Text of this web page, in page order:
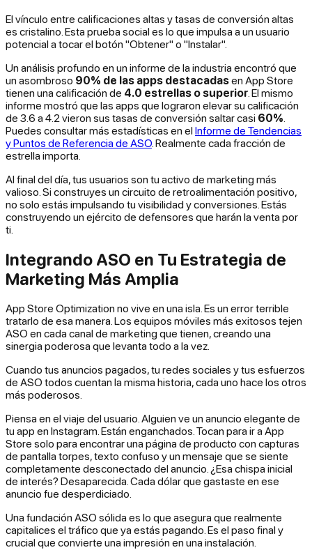
El vínculo entre calificaciones altas y tasas de conversión altas
es cristalino. Esta prueba social es lo que impulsa a un usuario
potencial a tocar el botón "Obtener" o "Instalar".
Un análisis profundo en un informe de la industria encontró que
un asombroso 90% de las apps destacadasen App Store
tienen una calificación de 4.0 estrellas o superior . El mismo
informe mostró que las apps que lograron elevar su calificación
de 3.6 a 4.2 vieron sus tasas de conversión saltar casi 60%
Puedes consultar más estadísticas en elInforme de Tendencias
y Puntos de Referencia de ASO . Realmente cada fracción de
estrella importa.
Al final del día, tus usuarios son tu activo de marketing más
valioso. Si construyes un circuito de retroalimentación positivo,
no solo estás impulsando tu visibilidad y conversiones. Estás
construyendo un ejército de defensores que harán la venta por
ti.
Integrando ASO en Tu Estrategia de
Marketing Más Amplia
App Store Optimization no vive en una isla. Es un error terrible
tratarlo de esa manera. Los equipos móviles más exitosos tejen
ASO en cada canal de marketing que tienen, creando una
sinergia poderosa que levanta todo a la vez.
Cuando tus anuncios pagados, tu redes sociales y tus esfuerzos
de ASO todos cuentan la misma historia, cada uno hace los otros
más poderosos.
Piensa en el viaje del usuario. Alguien ve un anuncio elegante de
tu app en Instagram. Están enganchados. Tocan para ir a App
Store solo para encontrar una página de producto con capturas
de pantalla torpes, texto confuso y un mensaje que se siente
completamente desconectado del anuncio. ¿Esa chispa inicial
de interés? Desaparecida. Cada dólar que gastaste en ese
anuncio fue desperdiciado.
Una fundación ASO sólida es lo que asegura que realmente
capitalices el tráfico que ya estás pagando. Es el paso final y
crucial que convierte una impresión en una instalación.